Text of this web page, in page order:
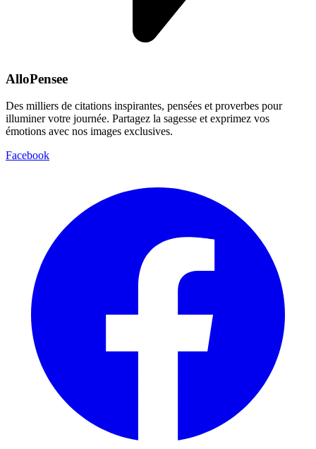
AlloPensee
Des milliers de citations inspirantes, pensées et proverbes pour
illuminer votre journée. Partagez la sagesse et exprimez vos
émotions avec nos images exclusives.
Facebook